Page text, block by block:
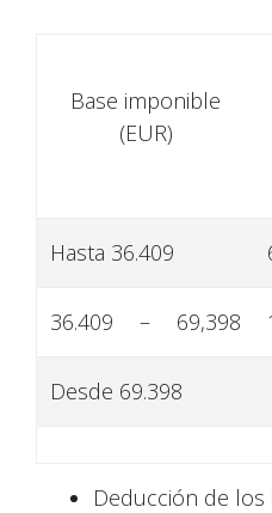
Base imponible
(EUR)
Hasta 36.409
36.409 – 69,398
Desde 69.398
Deducción de los